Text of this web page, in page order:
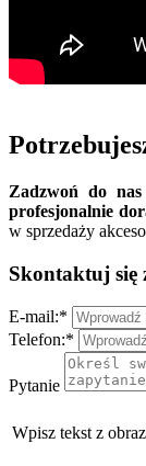
Zadzwoń do
profesjonalnie
w sprzedaży
Skontaktuj się
E-mail:*
Telefon:*
Pytanie
Wpisz tekst z